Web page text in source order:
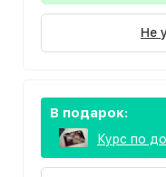
Не
В подарок:
Курс по